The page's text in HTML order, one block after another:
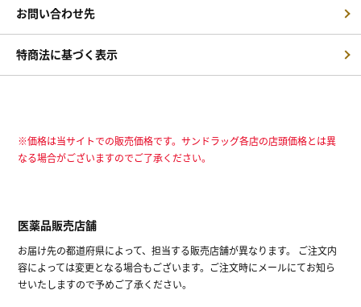
お問い合わせ先
特商法に基づく表示
※価格は当サイトでの販売価格です。サンドラッグ各店の店頭価格とは異
なる場合がございますのでご了承ください。
医薬品販売店舗
お届け先の都道府県によって、担当する販売店舗が異なります。 ご注文内
容によっては変更となる場合もございます。ご注文時にメールにてお知ら
せいたしますので予めご了承ください。